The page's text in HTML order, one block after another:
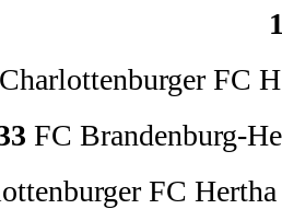
FC
FC Brandenburg-
FC